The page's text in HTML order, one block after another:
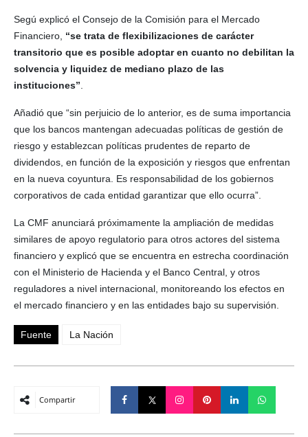
Segú explicó el Consejo de la Comisión para el Mercado
Financiero, “se trata de flexibilizaciones de carácter
transitorio que es posible adoptar en cuanto no debilitan la
solvencia y liquidez de mediano plazo de las
instituciones”
Añadió que “sin perjuicio de lo anterior, es de suma importancia
que los bancos mantengan adecuadas políticas de gestión de
riesgo y establezcan políticas prudentes de reparto de
dividendos, en función de la exposición y riesgos que enfrentan
en la nueva coyuntura. Es responsabilidad de los gobiernos
corporativos de cada entidad garantizar que ello ocurra”.
La CMF anunciará próximamente la ampliación de medidas
similares de apoyo regulatorio para otros actores del sistema
financiero y explicó que se encuentra en estrecha coordinación
con el Ministerio de Hacienda y el Banco Central, y otros
reguladores a nivel internacional, monitoreando los efectos en
el mercado financiero y en las entidades bajo su supervisión.
Fuente La Nación
Compartir